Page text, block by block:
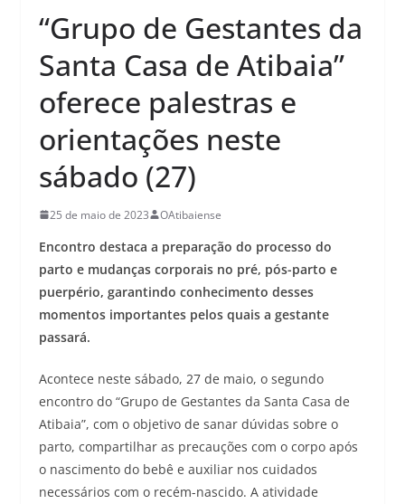
“Grupo de Gestantes da
Santa Casa de Atibaia”
oferece palestras e
orientações neste
sábado (27)
25 de maio de 2023 OAtibaiense
Encontro destaca a preparação do processo do
parto e mudanças corporais no pré, pós-parto e
puerpério, garantindo conhecimento desses
momentos importantes pelos quais a gestante
passará.
Acontece neste sábado, 27 de maio, o segundo
encontro do “Grupo de Gestantes da Santa Casa de
Atibaia”, com o objetivo de sanar dúvidas sobre o
parto, compartilhar as precauções com o corpo após
o nascimento do bebê e auxiliar nos cuidados
necessários com o recém-nascido. A atividade